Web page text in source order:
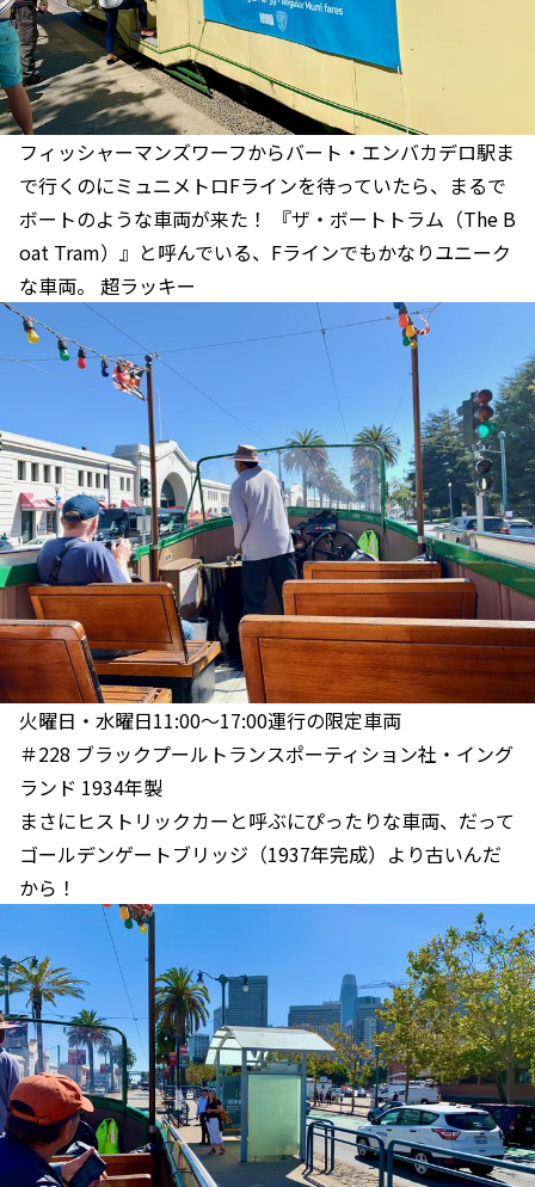
フィッシャーマンズワーフからバート・エンバカデロ駅ま
で行くのにミュニメトロFラインを待っていたら、まるで
ボートのような車両が来た！ 『ザ・ボートトラム（The B
oat Tram）』と呼んでいる、Fラインでもかなりユニーク
な車両。 超ラッキー
火曜日・水曜日11:00〜17:00運行の限定車両
＃228 ブラックプールトランスポーティション社・イング
ランド 1934年製
まさにヒストリックカーと呼ぶにぴったりな車両、だって
ゴールデンゲートブリッジ（1937年完成）より古いんだ
から！